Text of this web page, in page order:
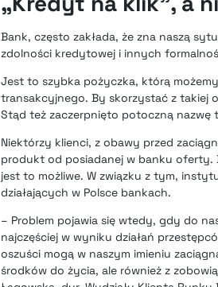
Bank, często zakłada, że zna naszą
zdolności kredytowej i innych
Jest to szybka pożyczka, którą
transakcyjnego. By skorzystać z takiej
Stąd też zaczerpnięto potoczną
Niektórzy klienci, z obawy przed
produkt od posiadanej w banku oferty.
jest to możliwe. W związku z tym,
działających w Polsce bankach.
– Problem pojawia się wtedy, gdy do
najczęściej w wyniku działań
oszuści mogą w naszym imieniu
środków do życia, ale również z